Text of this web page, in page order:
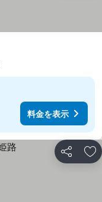
料金を表示
シェア お